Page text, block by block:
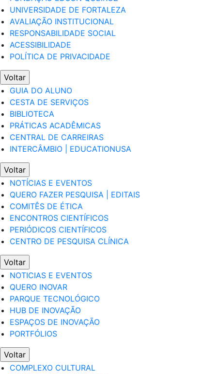
UNIVERSIDADE DE FORTALEZA
AVALIAÇÃO INSTITUCIONAL
RESPONSABILIDADE SOCIAL
ACESSIBILIDADE
POLÍTICA DE PRIVACIDADE
Voltar
GUIA DO ALUNO
CESTA DE SERVIÇOS
BIBLIOTECA
PRÁTICAS ACADÊMICAS
CENTRAL DE CARREIRAS
INTERCÂMBIO | EDUCATIONUSA
Voltar
NOTÍCIAS E EVENTOS
QUERO FAZER PESQUISA | EDITAIS
COMITÊS DE ÉTICA
ENCONTROS CIENTÍFICOS
PERIÓDICOS CIENTÍFICOS
CENTRO DE PESQUISA CLÍNICA
Voltar
NOTICIAS E EVENTOS
QUERO INOVAR
PARQUE TECNOLÓGICO
HUB DE INOVAÇÃO
ESPAÇOS DE INOVAÇÃO
PORTFÓLIOS
Voltar
COMPLEXO CULTURAL